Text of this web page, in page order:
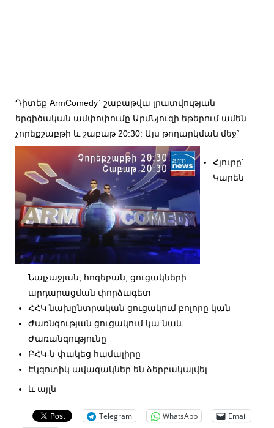
Դիտեք ArmComedy` շաբաթվա լրատվության
երգիծական ամփոփումը ԱրմՆյուզի եթերում ամեն
չորեքշաբթի և շաբաթ 20:30: Այս թողարկման մեջ`
Հյուրը`
Կարեն
Նալչաջյան, հոգեբան, ցուցակների
արդարացման փորձագետ
ՀՀԿ նախընտրական ցուցակում բոլորը կան
Ժառնգության ցուցակում կա նաև
Ժառանգությունը
ԲՀԿ-ն փակեց համալիրը
Էկզոտիկ ավազակներ են ձերբակալվել
և այլն
Telegram WhatsApp
Email